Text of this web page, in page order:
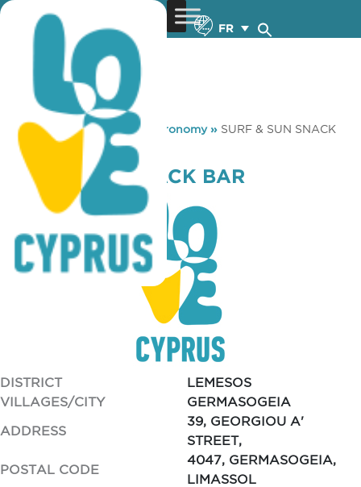
FR
You are here: Home »Gastronomy» SURF & SUN SNACK
BAR
SURF & SUN SNACK BAR
DISTRICT
LEMESOS
VILLAGES/CITY
GERMASOGEIA
ADDRESS
39, GEORGIOU A'
STREET,
POSTAL CODE
4047, GERMASOGEIA,
LIMASSOL